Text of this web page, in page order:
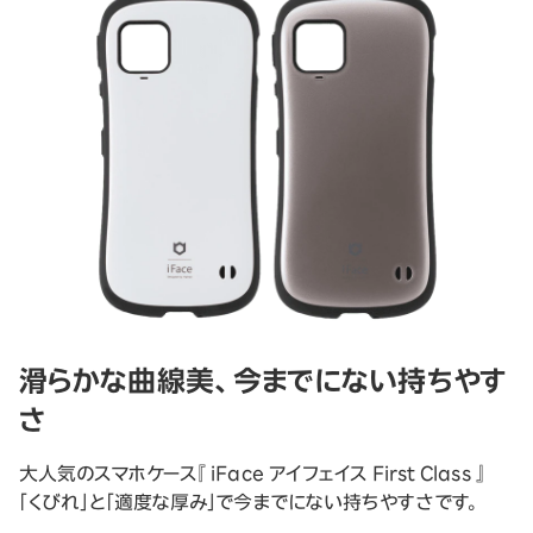
滑らかな曲線美、今までにない持ちやす
さ
大人気のスマホケース『 iFace アイフェイス First Class 』
「くびれ」と「適度な厚み」で今までにない持ちやすさです。